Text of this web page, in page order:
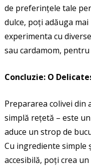
de preferințele tale
dulce, poți adăuga
experimenta cu
sau cardamom,
Concluzie: O
Prepararea colivei din
simplă rețetă – este
aduce un strop de
Cu ingrediente simple
accesibilă, poți crea